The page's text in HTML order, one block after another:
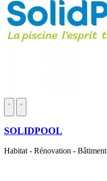
SOLIDPOOL
Habitat - Rénovation - Bâtiment